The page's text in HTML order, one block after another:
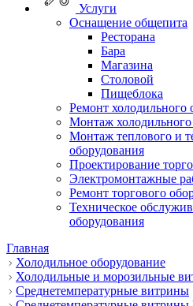
Услуги
Оснащение общепита
Ресторана
Бара
Магазина
Столовой
Пищеблока
Ремонт холодильного
Монтаж холодильного
Монтаж теплового и
оборудования
Проектирование
Электромонтажные
Ремонт торгового
Техническое
оборудования
Главная
Холодильное оборудование
Холодильные и морозильные
Среднетемпературные витрины